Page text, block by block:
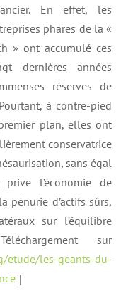
En effet, les
phares de la «
» ont accumulé ces
dernières années
réserves de
à contre-pied
plan, elles ont
conservatrice
sans égal
l’économie de
pénurie d’actifs sûrs,
sur l’équilibre
sur
etude/les-geants-du-
]